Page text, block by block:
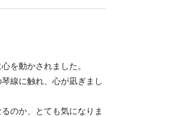
を動かされました。
線に触れ、心が凪ぎまし
のか、とても気になりま